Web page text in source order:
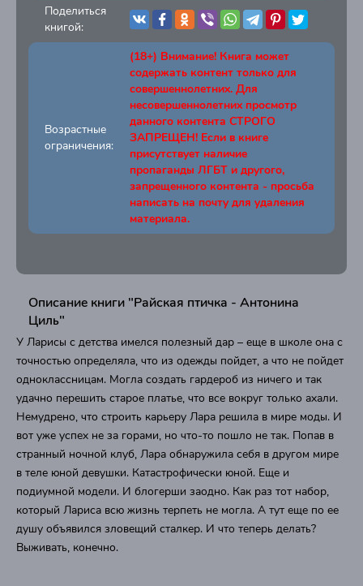
Поделиться
книгой:
Возрастные
ограничения:
(18+) Внимание! Книга может
содержать контент только для
совершеннолетних. Для
несовершеннолетних просмотр
данного контента СТРОГО
ЗАПРЕЩЕН! Если в книге
присутствует наличие
пропаганды ЛГБТ и другого,
запрещенного контента - просьба
написать на почту для удаления
материала.
Описание книги "Райская птичка - Антонина
Циль"
У Ларисы с детства имелся полезный дар – еще в школе она с
точностью определяла, что из одежды пойдет, а что не пойдет
одноклассницам. Могла создать гардероб из ничего и так
удачно перешить старое платье, что все вокруг только ахали.
Немудрено, что строить карьеру Лара решила в мире моды. И
вот уже успех не за горами, но что-то пошло не так. Попав в
странный ночной клуб, Лара обнаружила себя в другом мире
в теле юной девушки. Катастрофически юной. Еще и
подиумной модели. И блогерши заодно. Как раз тот набор,
который Лариса всю жизнь терпеть не могла. А тут еще по ее
душу объявился зловещий сталкер. И что теперь делать?
Выживать, конечно.